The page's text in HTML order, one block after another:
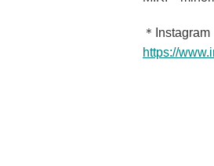
＊Instagram
https://